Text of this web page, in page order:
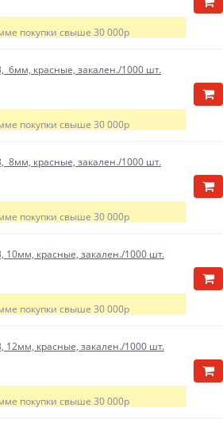
покупки свыше 30 000р
6мм, красные, закален./1000 шт.
покупки свыше 30 000р
8мм, красные, закален./1000 шт.
покупки свыше 30 000р
10мм, красные, закален./1000 шт.
покупки свыше 30 000р
12мм, красные, закален./1000 шт.
покупки свыше 30 000р